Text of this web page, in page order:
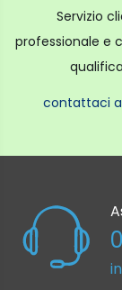
Servizio
professionale e
contattaci